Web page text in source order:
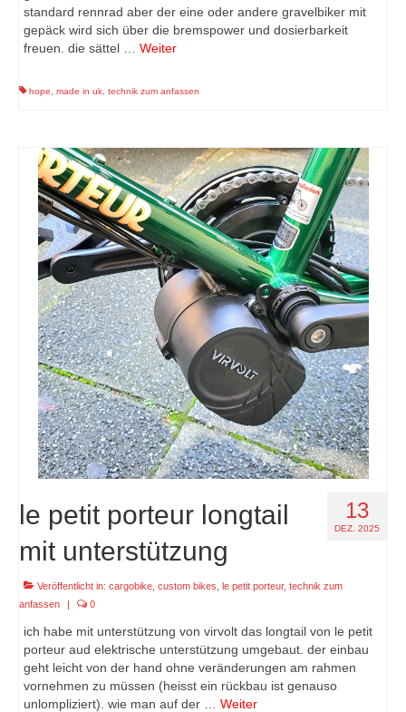
standard rennrad aber der eine oder andere gravelbiker mit
gepäck wird sich über die bremspower und dosierbarkeit
freuen. die sättel … Weiter
hope made in uk technik zum anfassen
13
DEZ. 2025
le petit porteur longtail
mit unterstützung
Veröffentlicht in: cargobike custom bikes le petit porteur, technik zum
anfassen
| 0
ich habe mit unterstützung von virvolt das longtail von le petit
porteur aud elektrische unterstützung umgebaut. der einbau
geht leicht von der hand ohne veränderungen am rahmen
vornehmen zu müssen (heisst ein rückbau ist genauso
unlompliziert). wie man auf der … Weiter